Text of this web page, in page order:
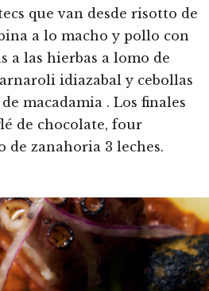
que van desde risotto de
a lo macho y pollo con
a las hierbas a lomo de
idiazabal y cebollas
macadamia . Los finales
de chocolate, four
de zanahoria 3 leches.